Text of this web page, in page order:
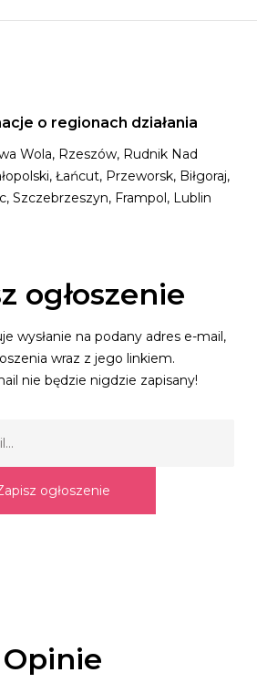
o regionach działania
Wola, Rzeszów, Rudnik Nad
Łańcut, Przeworsk, Biłgoraj,
Szczebrzeszyn, Frampol, Lublin
ogłoszenie
wysłanie na podany adres e-mail,
wraz z jego linkiem.
nie będzie nigdzie zapisany!
ogłoszenie
Opinie